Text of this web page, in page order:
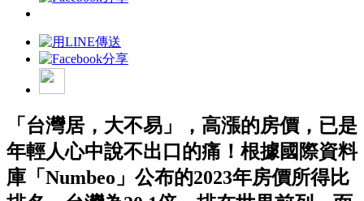
「台灣居，大不易」，高漲的房價，已是
年輕人心中說不出口的痛！根據國際資料
庫「Numbeo」公布的2023年房價所得比